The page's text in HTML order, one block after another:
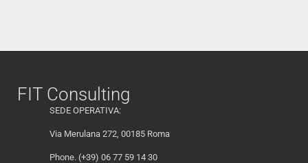
FIT Consulting
SEDE OPERATIVA:
Via Merulana 272, 00185 Roma
Phone. (+39) 06 77 59 14 30